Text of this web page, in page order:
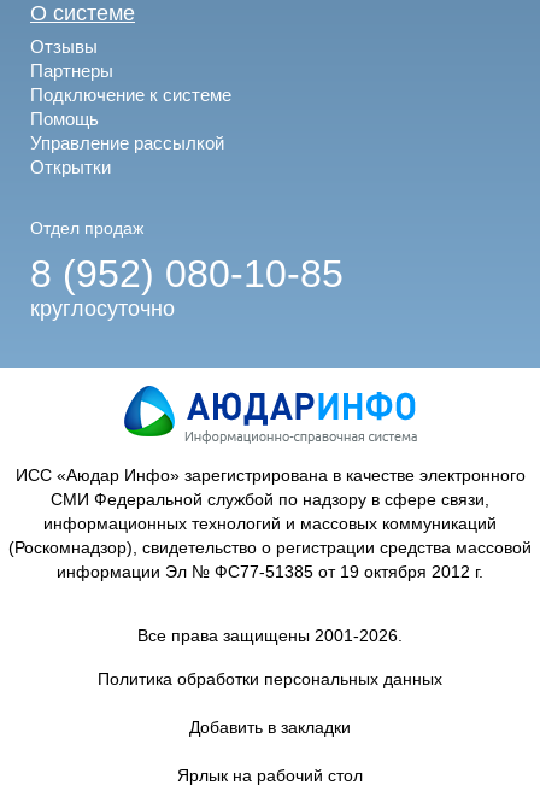
О системе
Отзывы
Партнеры
Подключение к системе
Помощь
Управление рассылкой
Открытки
Отдел продаж
8 (952) 080-10-85
круглосуточно
ИСС «Аюдар Инфо» зарегистрирована в качестве электронного
СМИ Федеральной службой по надзору в сфере связи,
информационных технологий и массовых коммуникаций
(Роскомнадзор), свидетельство о регистрации средства массовой
информации Эл № ФС77-51385 от 19 октября 2012 г.
Все права защищены 2001-2026.
Политика обработки персональных данных
Добавить в закладки
Ярлык на рабочий стол